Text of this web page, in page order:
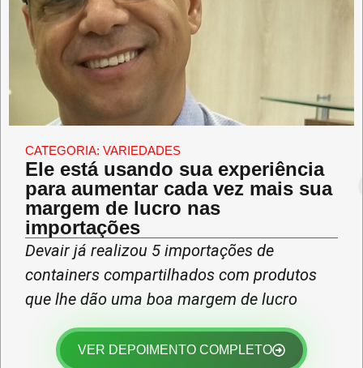
CATEGORIA: VARIEDADES
Ele está usando sua experiência
para aumentar cada vez mais sua
margem de lucro nas
importações
Devair já realizou 5 importações de
containers compartilhados com produtos
que lhe dão uma boa margem de lucro
VER DEPOIMENTO COMPLETO